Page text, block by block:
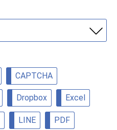
CAPTCHA
Dropbox Excel
LINE PDF